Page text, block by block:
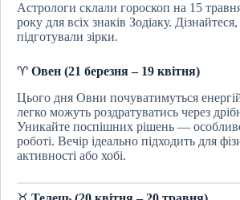
Астрологи склали гороскоп на 15
року для всіх знаків Зодіаку.
підготували зірки.
♈ Овен (21 березня – 19 квітня)
Цього дня Овни почуватимуться
легко можуть роздратуватись через
Уникайте поспішних рішень —
роботі. Вечір ідеально підходить для
активності або хобі.